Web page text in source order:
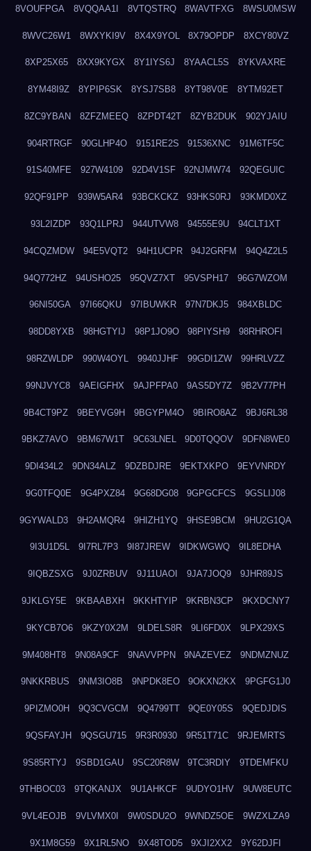
8VOUFPGA 8VQQAA1I 8VTQSTRQ 8WAVTFXG 8WSU0MSW
8WVC26W1 8WXYKI9V 8X4X9YOL 8X79OPDP 8XCY80VZ
8XP25X65 8XX9KYGX 8Y1IYS6J 8YAACL5S 8YKVAXRE
8YM48I9Z 8YPIP6SK 8YSJ7SB8 8YT98V0E 8YTM92ET
8ZC9YBAN 8ZFZMEEQ 8ZPDT42T 8ZYB2DUK 902YJAIU
904RTRGF 90GLHP4O 9151RE2S 91536XNC 91M6TF5C
91S40MFE 927W4109 92D4V1SF 92NJMW74 92QEGUIC
92QF91PP 939W5AR4 93BCKCKZ 93HKS0RJ 93KMD0XZ
93L2IZDP 93Q1LPRJ 944UTVW8 94555E9U 94CLT1XT
94CQZMDW 94E5VQT2 94H1UCPR 94J2GRFM 94Q4Z2L5
94Q772HZ 94USHO25 95QVZ7XT 95VSPH17 96G7WZOM
96NI50GA 97I66QKU 97IBUWKR 97N7DKJ5 984XBLDC
98DD8YXB 98HGTYIJ 98P1JO9O 98PIYSH9 98RHROFI
98RZWLDP 990W4OYL 9940JJHF 99GDI1ZW 99HRLVZZ
99NJVYC8 9AEIGFHX 9AJPFPA0 9AS5DY7Z 9B2V77PH
9B4CT9PZ 9BEYVG9H 9BGYPM4O 9BIRO8AZ 9BJ6RL38
9BKZ7AVO 9BM67W1T 9C63LNEL 9D0TQQOV 9DFN8WE0
9DI434L2 9DN34ALZ 9DZBDJRE 9EKTXKPO 9EYVNRDY
9G0TFQ0E 9G4PXZ84 9G68DG08 9GPGCFCS 9GSLIJ08
9GYWALD3 9H2AMQR4 9HIZH1YQ 9HSE9BCM 9HU2G1QA
9I3U1D5L 9I7RL7P3 9I87JREW 9IDKWGWQ 9IL8EDHA
9IQBZSXG 9J0ZRBUV 9J11UAOI 9JA7JOQ9 9JHR89JS
9JKLGY5E 9KBAABXH 9KKHTYIP 9KRBN3CP 9KXDCNY7
9KYCB7O6 9KZY0X2M 9LDELS8R 9LI6FD0X 9LPX29XS
9M408HT8 9N08A9CF 9NAVVPPN 9NAZEVEZ 9NDMZNUZ
9NKKRBUS 9NM3IO8B 9NPDK8EO 9OKXN2KX 9PGFG1J0
9PIZMO0H 9Q3CVGCM 9Q4799TT 9QE0Y05S 9QEDJDIS
9QSFAYJH 9QSGU715 9R3R0930 9R51T71C 9RJEMRTS
9S85RTYJ 9SBD1GAU 9SC20R8W 9TC3RDIY 9TDEMFKU
9THBOC03 9TQKANJX 9U1AHKCF 9UDYO1HV 9UW8EUTC
9VL4EOJB 9VLVMX0I 9W0SDU2O 9WNDZ5OE 9WZXLZA9
9X1M8G59 9X1RL5NO 9X48TOD5 9XJI2XX2 9Y62DJFI